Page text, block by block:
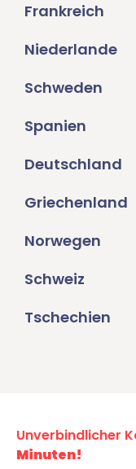
Frankreich
Niederlande
Schweden
Spanien
Deutschland
Griechenland
Norwegen
Schweiz
Tschechien
Unverbindlicher
Minuten!